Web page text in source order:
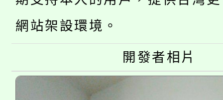
車」活動
桃園市115學年度學生
生本土語及新住民語歌
公告本校115學年度第
代理(課)教師甄選結果
公告本校115學年度第
代理(課)教師甄選結果
轉知中國文化大學推廣
網站架設環境。
開發者相片